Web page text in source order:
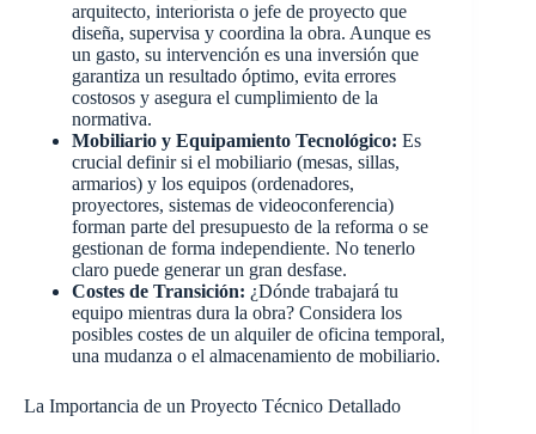
arquitecto, interiorista o jefe de proyecto que
diseña, supervisa y coordina la obra. Aunque es
un gasto, su intervención es una inversión que
garantiza un resultado óptimo, evita errores
costosos y asegura el cumplimiento de la
normativa.
Mobiliario y Equipamiento Tecnológico: Es
crucial definir si el mobiliario (mesas, sillas,
armarios) y los equipos (ordenadores,
proyectores, sistemas de videoconferencia)
forman parte del presupuesto de la reforma o se
gestionan de forma independiente. No tenerlo
claro puede generar un gran desfase.
Costes de Transición: ¿Dónde trabajará tu
equipo mientras dura la obra? Considera los
posibles costes de un alquiler de oficina temporal,
una mudanza o el almacenamiento de mobiliario.
La Importancia de un Proyecto Técnico Detallado